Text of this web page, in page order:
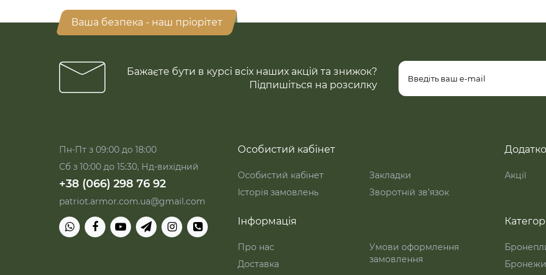
Ваша безпека - наш пріорітет
Бажаєте бути в курсі всіх наших акцій та знижок?
Підпишіться на розсилку
Пн-Пт з 09:00 до 18:00
Сб з 10:00 до 15:30, Нд-вихідний
+38 (066) 298 76 92
patriot.armor.com.ua@gmail.com
Особистий кабінет
Особистий кабінет
Історія замовлень
Закладки
Зворотній зв’язок
Акції
Інформація
Про нас
Доставка
Умови оформлення
замовлення